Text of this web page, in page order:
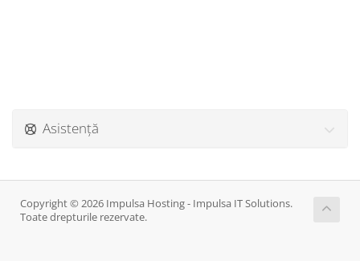
Asistență
Copyright © 2026 Impulsa Hosting - Impulsa IT Solutions.
Toate drepturile rezervate.